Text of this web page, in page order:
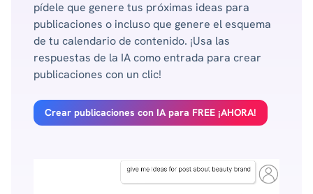
pídele que genere tus próximas ideas para
publicaciones o incluso que genere el esquema
de tu calendario de contenido. ¡Usa las
respuestas de la IA como entrada para crear
publicaciones con un clic!
Crear publicaciones con IA para FREE ¡AHORA!